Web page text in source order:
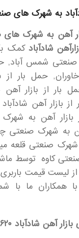
به شهرک های
آهن به شهرک
شادآباد کمک
شمس آباد,
, حمل بار از
بار از بازار آهن
بازار آهن
آهن به شهرک
به شهرک صنعتی
شهرک صنعتی قلعه
کاوه توسط
لیست قیمت باربری
آهن شادآباد ۰۲۱۸۸۹۲۶۶۲۰